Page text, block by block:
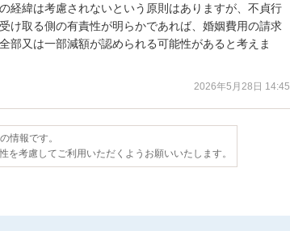
経緯は考慮されないという原則はありますが、不貞行
け取る側の有責性が明らかであれば、婚姻費用の請求
部又は一部減額が認められる可能性があると考えま
2026年5月28日 14:45
情報です。
を考慮してご利用いただくようお願いいたします。